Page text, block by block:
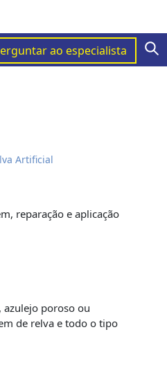
ao especialista
Artificial
reparação e aplicação
azulejo poroso ou
de relva e todo o tipo